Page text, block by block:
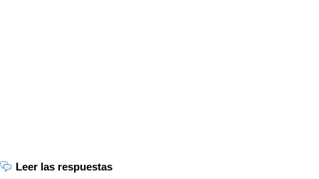
Leer las respuestas